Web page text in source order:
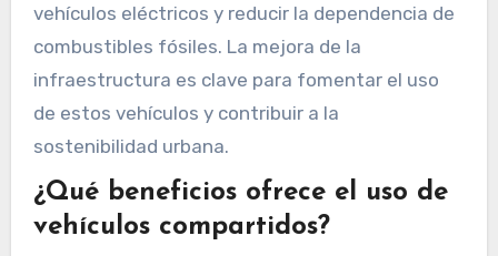
vehículos eléctricos y reducir la dependencia de
combustibles fósiles. La mejora de la
infraestructura es clave para fomentar el uso
de estos vehículos y contribuir a la
sostenibilidad urbana.
¿Qué beneficios ofrece el uso de
vehículos compartidos?